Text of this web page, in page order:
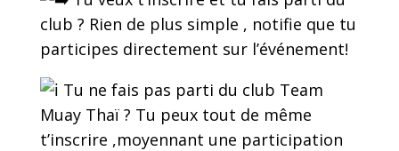
club ? Rien de plus simple , notifie que tu
participes directement sur l’événement!
Tu ne fais pas parti du club Team
Muay Thaï ? Tu peux tout de même
t’inscrire ,moyennant une participation